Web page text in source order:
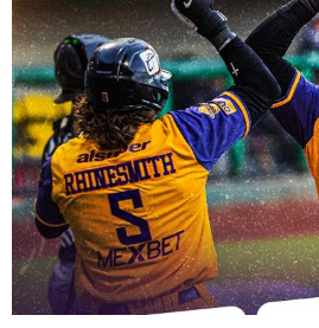
Extra +